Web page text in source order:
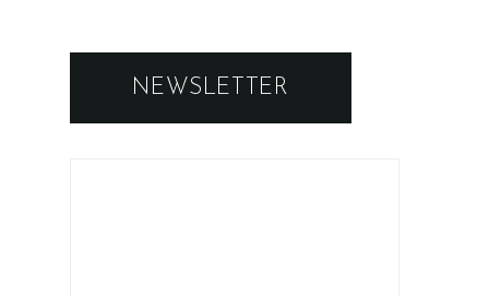
NEWSLETTER